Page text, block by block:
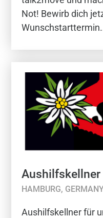
Not! Bewirb dich
HAMBURG,
Aushilfskellner für